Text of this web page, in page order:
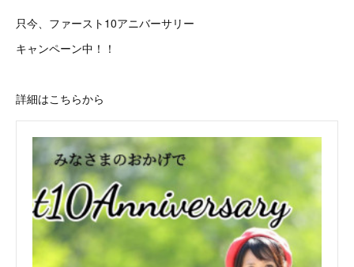
只今、ファースト10アニバーサリー
キャンペーン中！！
詳細はこちらから